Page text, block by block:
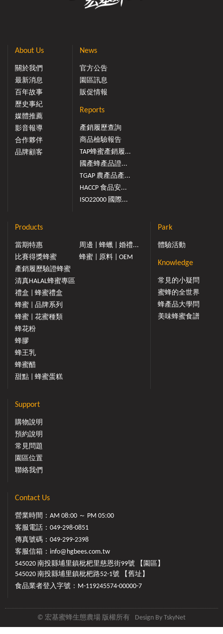
About Us
關於我們
最新消息
百年故事
歷史事紀
媒體推薦
影音報導
合作夥伴
品牌顧客
News
官方公告
園區訊息
販促情報
Reports
產銷履歷查詢
商品檢驗報告
TAP蜂蜜產銷履...
國產蜂產品證...
TGAP 農產品產...
HACCP 食品安...
ISO22000 國際...
Products
當期特惠
比賽得獎蜂蜜
產銷履歷驗證蜂蜜
清真HALAL蜂蜜專區
禮盒 | 蜂蜜禮盒
蜂蜜 | 品牌系列
蜂蜜 | 花蜜種類
蜂花粉
蜂膠
蜂王乳
蜂蜜醋
甜點 | 蜂蜜蛋糕
周邊 | 蜂蠟 | 婚禮...
蜂蜜 | 原料 | OEM
Park
體驗活動
Knowledge
常見的小疑問
蜜蜂的全世界
蜂產品大學問
美味蜂蜜食譜
Support
購物說明
預約說明
常見問題
園區位置
聯絡我們
Contact Us
營業時間：AM 08:00 ～ PM 05:00
客服電話： 049-298-0851
傳真號碼：049-299-2398
客服信箱： info@hgbees.com.tw
545020 南投縣埔里鎮枇杷里慈恩街99號 【園區】
545020 南投縣埔里鎮枇杷路52-1號 【舊址】
食品業者登入字號：M-119245574-00000-7
© 宏基蜜蜂生態農場 版權所有 Design By TskyNet